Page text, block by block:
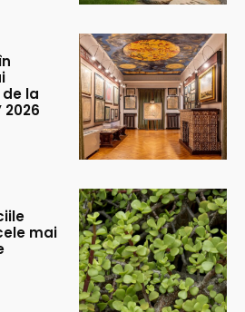
la
2026
mai